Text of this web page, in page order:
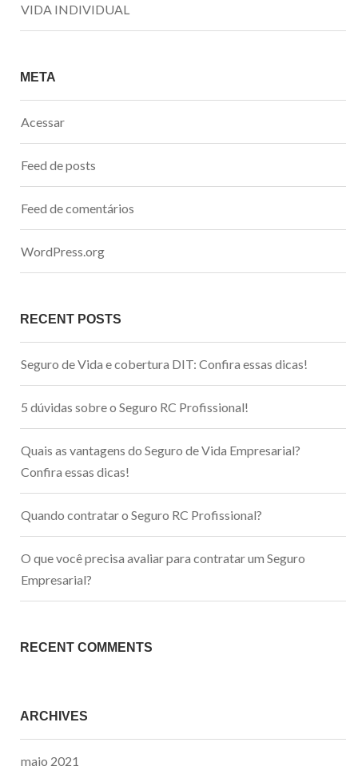
VIDA INDIVIDUAL
META
Acessar
Feed de posts
Feed de comentários
WordPress.org
RECENT POSTS
Seguro de Vida e cobertura DIT: Confira essas dicas!
5 dúvidas sobre o Seguro RC Profissional!
Quais as vantagens do Seguro de Vida Empresarial?
Confira essas dicas!
Quando contratar o Seguro RC Profissional?
O que você precisa avaliar para contratar um Seguro
Empresarial?
RECENT COMMENTS
ARCHIVES
maio 2021